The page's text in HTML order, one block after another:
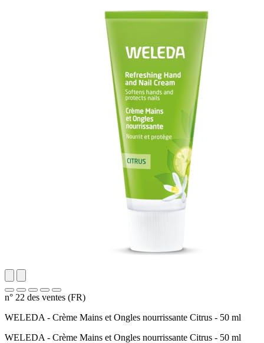
n° 22 des ventes (FR)
WELEDA - Crème Mains et Ongles nourrissante Citrus - 50 ml
WELEDA - Crème Mains et Ongles nourrissante Citrus - 50 ml